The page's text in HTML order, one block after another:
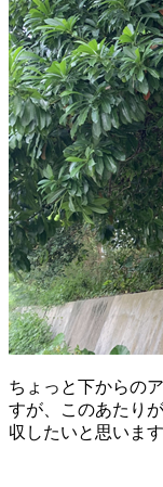
ちょっと下からの
すが、このあたり
収したいと思います